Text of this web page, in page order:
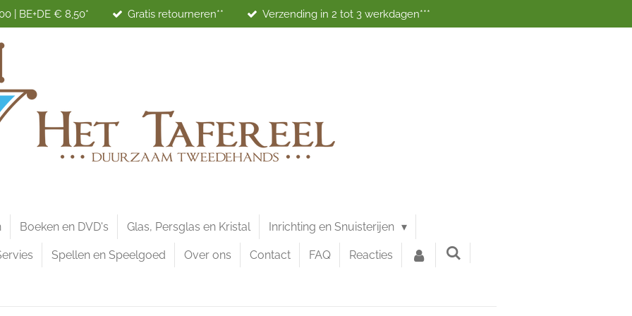
| BE+DE € 8,50* Gratis retourneren** Verzending in 2 tot 3 werkdagen***
Boeken en DVD's Glas, Persglas en Kristal Inrichting en Snuisterijen
Spellen en Speelgoed Over ons Contact FAQ Reacties